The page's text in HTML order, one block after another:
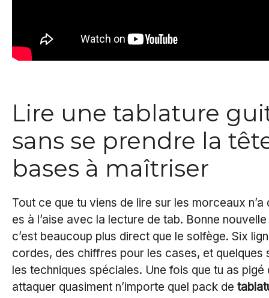
Lire une tablature
sans se prendre la
bases à maîtriser
Tout ce que tu viens de lire sur les morceaux n’a
es à l’aise avec la lecture de tab. Bonne
c’est beaucoup plus direct que le solfège. Six
cordes, des chiffres pour les cases, et quelques
les techniques spéciales. Une fois que tu as pigé
attaquer quasiment n’importe quel pack de